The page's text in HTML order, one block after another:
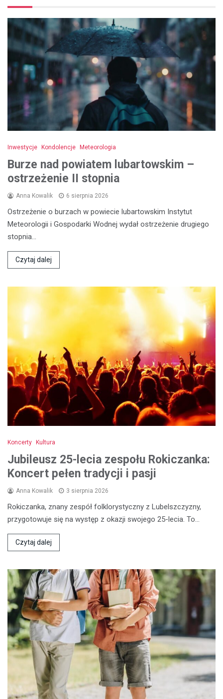
Inwestycje Kondolencje Meteorologia
Burze nad powiatem lubartowskim –
ostrzeżenie II stopnia
Anna Kowalik 6 sierpnia 2026
Ostrzeżenie o burzach w powiecie lubartowskim Instytut
Meteorologii i Gospodarki Wodnej wydał ostrzeżenie drugiego
stopnia…
Czytaj dalej
Koncerty Kultura
Jubileusz 25-lecia zespołu Rokiczanka:
Koncert pełen tradycji i pasji
Anna Kowalik 3 sierpnia 2026
Rokiczanka, znany zespół folklorystyczny z Lubelszczyzny,
przygotowuje się na występ z okazji swojego 25-lecia. To…
Czytaj dalej